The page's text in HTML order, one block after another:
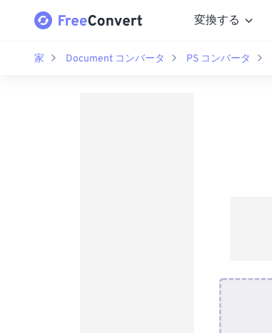
変換する
家 Document コンバータ PS コンバータ